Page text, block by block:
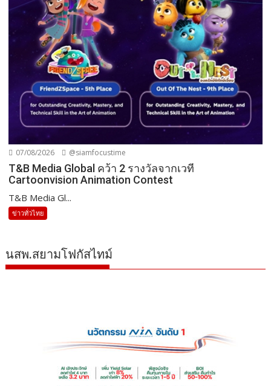
07/08/2026 @siamfocustime
T&B Media Global คว้า 2 รางวัลจากเวที
Cartoonvision Animation Contest
T&B Media Gl...
ข่าวทั่วไทย
นสพ.สยามโฟกัสไทม์